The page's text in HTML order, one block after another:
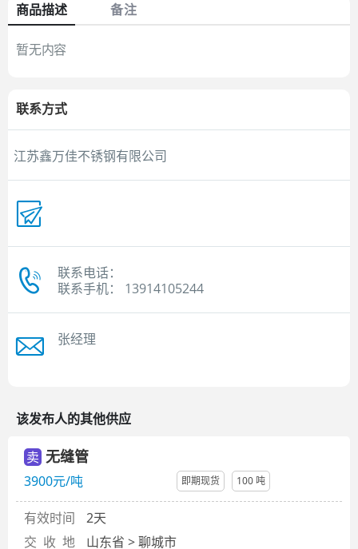
商品描述 备注
暂无内容
联系方式
江苏鑫万佳不锈钢有限公司
联系电话：
联系手机： 13914105244
张经理
该发布人的其他供应
卖 无缝管
3900元/吨 即期现货 100 吨
有效时间
2天
交 收 地
山东省 > 聊城市